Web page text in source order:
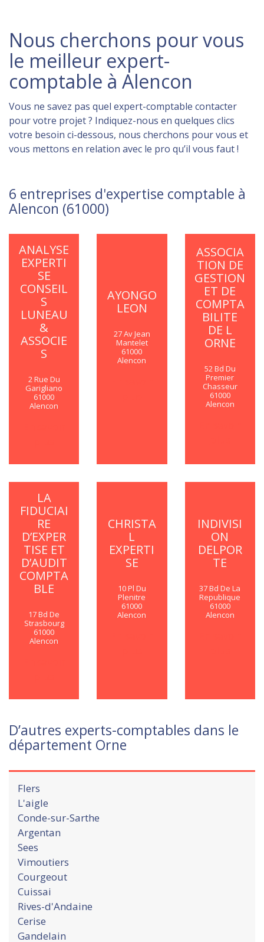
Nous cherchons pour vous
le meilleur expert-
comptable à Alencon
Vous ne savez pas quel expert-comptable contacter
pour votre projet ? Indiquez-nous en quelques clics
votre besoin ci-dessous, nous cherchons pour vous et
vous mettons en relation avec le pro qu’il vous faut !
6 entreprises d'expertise comptable à
Alencon (61000)
ANALYSE
EXPERTI
SE
CONSEIL
S
LUNEAU
&
ASSOCIE
S
2 Rue Du
Garigliano
61000
Alencon
AYONGO
LEON
27 Av Jean
Mantelet
61000
Alencon
ASSOCIA
TION DE
GESTION
ET DE
COMPTA
BILITE
DE L
ORNE
52 Bd Du
Premier
Chasseur
61000
Alencon
LA
FIDUCIAI
RE
D’EXPER
TISE ET
D’AUDIT
COMPTA
BLE
17 Bd De
Strasbourg
61000
Alencon
CHRISTA
L
EXPERTI
SE
10 Pl Du
Plenitre
61000
Alencon
INDIVISI
ON
DELPOR
TE
37 Bd De La
Republique
61000
Alencon
D’autres experts-comptables dans le
département Orne
Flers
L'aigle
Conde-sur-Sarthe
Argentan
Sees
Vimoutiers
Courgeout
Cuissai
Rives-d'Andaine
Cerise
Gandelain